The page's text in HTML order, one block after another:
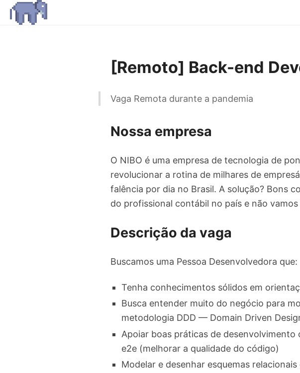
[Remoto] Back-end
Vaga Remota durante a pandemia
Nossa empresa
O NIBO é uma empresa de tecnologia de
revolucionar a rotina de milhares de
falência por dia no Brasil. A solução? Bons
do profissional contábil no país e não
Descrição da vaga
Buscamos uma Pessoa Desenvolvedora que:
Tenha conhecimentos sólidos em
Busca entender muito do negócio para
metodologia DDD — Domain Driven
Apoiar boas práticas de
e2e (melhorar a qualidade do código)
Modelar e desenhar esquemas